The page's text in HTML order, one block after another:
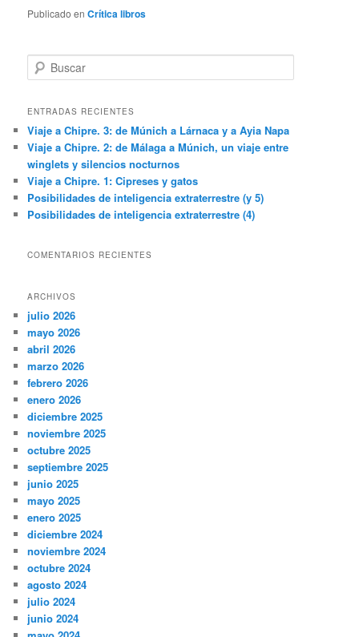
Publicado en Crítica libros
u
c
r
ENTRADAS RECIENTES
Viaje a Chipre. 3: de Múnich a Lárnaca y a Ayia Napa
Viaje a Chipre. 2: de Málaga a Múnich, un viaje entre
winglets y silencios nocturnos
Viaje a Chipre. 1: Cipreses y gatos
Posibilidades de inteligencia extraterrestre (y 5)
Posibilidades de inteligencia extraterrestre (4)
COMENTARIOS RECIENTES
ARCHIVOS
julio 2026
mayo 2026
abril 2026
marzo 2026
febrero 2026
enero 2026
diciembre 2025
noviembre 2025
octubre 2025
septiembre 2025
junio 2025
mayo 2025
enero 2025
diciembre 2024
noviembre 2024
octubre 2024
agosto 2024
julio 2024
junio 2024